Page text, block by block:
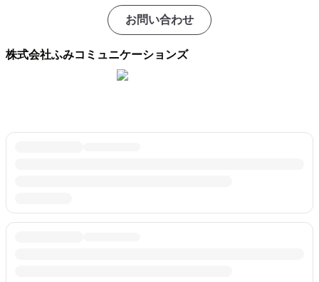
お問い合わせ
株式会社ふみコミュニケーションズ